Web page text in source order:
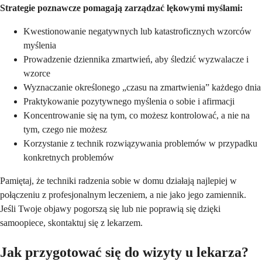
Strategie poznawcze pomagają zarządzać lękowymi myślami:
Kwestionowanie negatywnych lub katastroficznych wzorców
myślenia
Prowadzenie dziennika zmartwień, aby śledzić wyzwalacze i
wzorce
Wyznaczanie określonego „czasu na zmartwienia” każdego dnia
Praktykowanie pozytywnego myślenia o sobie i afirmacji
Koncentrowanie się na tym, co możesz kontrolować, a nie na
tym, czego nie możesz
Korzystanie z technik rozwiązywania problemów w przypadku
konkretnych problemów
Pamiętaj, że techniki radzenia sobie w domu działają najlepiej w
połączeniu z profesjonalnym leczeniem, a nie jako jego zamiennik.
Jeśli Twoje objawy pogorszą się lub nie poprawią się dzięki
samoopiece, skontaktuj się z lekarzem.
Jak przygotować się do wizyty u lekarza?